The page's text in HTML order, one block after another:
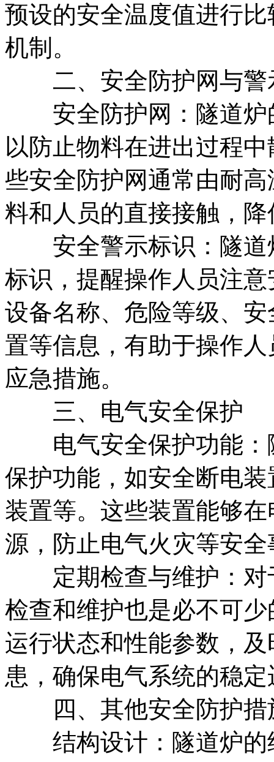
预设的安全温度值进行
机制。
二、安全防护网与警
安全防护网：隧道炉
以防止物料在进出过程
些安全防护网通常由耐
料和人员的直接接触，
安全警示标识：隧道
标识，提醒操作人员注
设备名称、危险等级、
置等信息，有助于操作
应急措施。
三、电气安全保护
电气安全保护功能：
保护功能，如安全断电
装置等。这些装置能够
源，防止电气火灾等安
定期检查与维护：对
检查和维护也是必不可
运行状态和性能参数，
患，确保电气系统的稳定
四、其他安全防护措
结构设计：隧道炉的